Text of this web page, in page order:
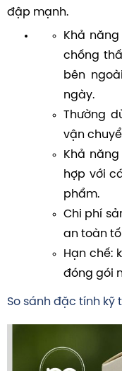
đập mạnh.
Khả
chống
bên
ngày.
Thường
vận
Khả
hợp với
phẩm.
Chi phí
an toàn
Hạn chế:
đóng gói
So sánh đặc tính